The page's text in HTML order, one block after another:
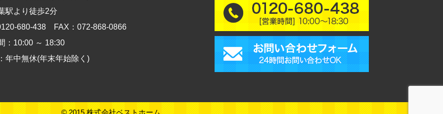
駅より徒歩2分
680-438 FAX：072-868-0866
：10:00 ～ 18:30
年中無休(年末年始除く)
© 2015 株式会社ベストホーム